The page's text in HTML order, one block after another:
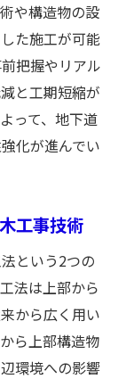
社会貢献
事技術の連
災と安全性
新安全技
の基礎知識
な関係を解
工事目線で
や構造物の設
た施工が可能
把握やリアル
と工期短縮が
って、地下道
化が進んでい
工事技術
という2つの
法は上部から
から広く用い
ら上部構造物
環境への影響